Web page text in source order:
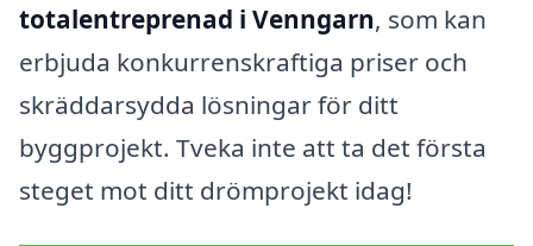
totalentreprenad i Venngarn, som kan
erbjuda konkurrenskraftiga priser och
skräddarsydda lösningar för ditt
byggprojekt. Tveka inte att ta det första
steget mot ditt drömprojekt idag!